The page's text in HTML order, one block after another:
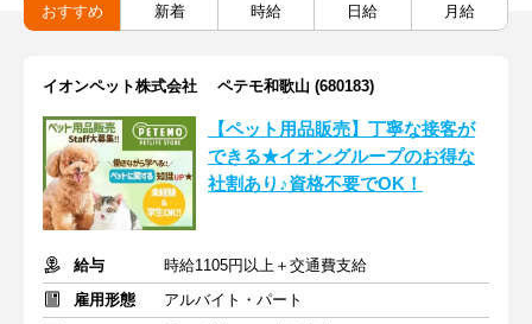
おすすめ 新着 時給 日給 月給
イオンペット株式会社 ペテモ和歌山 (680183)
【ペット用品販売】丁寧な接客が
できる★イオングループのお得な
社割あり♪資格不要でOK！
給与
時給1105円以上＋交通費支給
雇用形態
アルバイト・パート